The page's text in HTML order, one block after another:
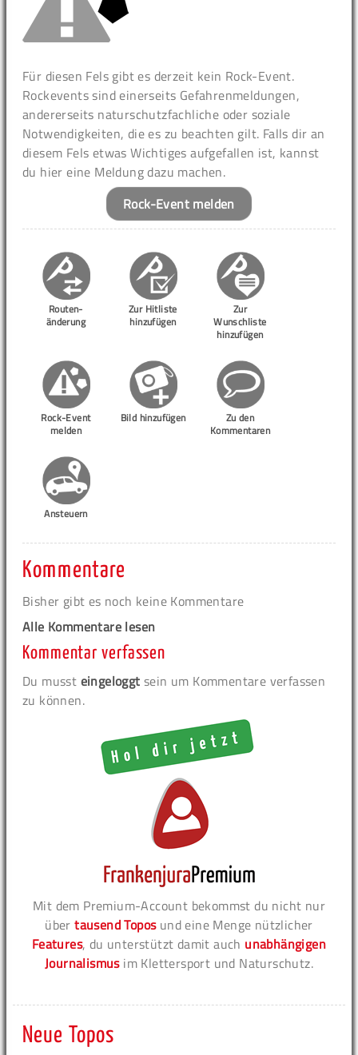
Für diesen Fels gibt es derzeit kein Rock-Event.
Rockevents sind einerseits Gefahrenmeldungen,
andererseits naturschutzfachliche oder soziale
Notwendigkeiten, die es zu beachten gilt. Falls dir an
diesem Fels etwas Wichtiges aufgefallen ist, kannst
du hier eine Meldung dazu machen.
Rock-Event melden
Routen-
änderung
Zur Hitliste
hinzufügen
Zur
Wunschliste
hinzufügen
Rock-Event
melden
Bild hinzufügen
Zu den
Kommentaren
Ansteuern
Kommentare
Bisher gibt es noch keine Kommentare
Alle Kommentare lesen
Kommentar verfassen
Du musst eingeloggt sein um Kommentare verfassen
zu können.
Mit dem Premium-Account bekommst du nicht nur
übertausend Toposund eine Menge nützlicher
Features, du unterstützt damit auch unabhängigen
Journalismusim Klettersport und Naturschutz.
Neue Topos